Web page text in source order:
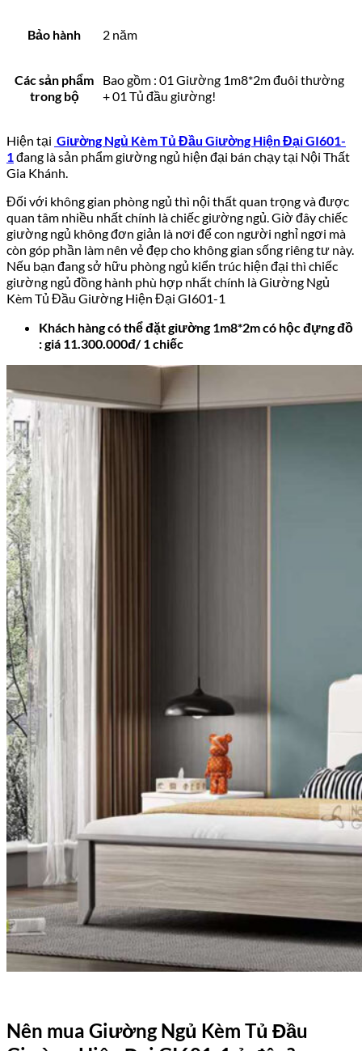
Bảo hành 2 năm
Các sản phẩm
trong bộ
Bao gồm : 01 Giường 1m8*2m đuôi thường
+ 01 Tủ đầu giường!
Hiện tại Giường Ngủ Kèm Tủ Đầu Giường Hiện Đại GI601-
1đang là sản phẩm giường ngủ hiện đại bán chạy tại Nội Thất
Gia Khánh.
Đối với không gian phòng ngủ thì nội thất quan trọng và được
quan tâm nhiều nhất chính là chiếc giường ngủ. Giờ đây chiếc
giường ngủ không đơn giản là nơi để con người nghỉ ngơi mà
còn góp phần làm nên vẻ đẹp cho không gian sống riêng tư này.
Nếu bạn đang sở hữu phòng ngủ kiển trúc hiện đại thì chiếc
giường ngủ đồng hành phù hợp nhất chính là Giường Ngủ
Kèm Tủ Đầu Giường Hiện Đại GI601-1
Khách hàng có thể đặt giường 1m8*2m có hộc đựng đồ
: giá 11.300.000đ/ 1 chiếc
Nên mua Giường Ngủ Kèm Tủ Đầu